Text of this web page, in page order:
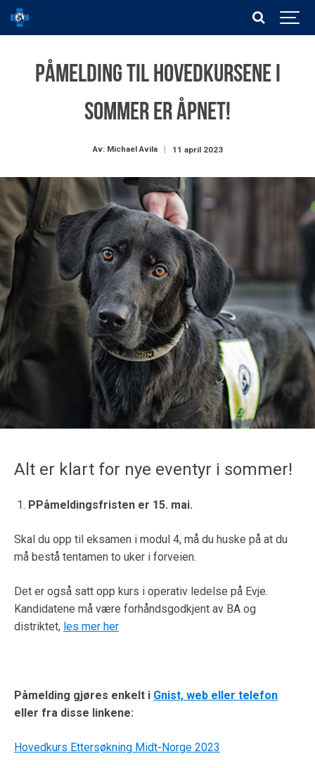
Påmelding til hovedkursene i
sommer er åpnet!
Av: Michael Avila 11 april 2023
Alt er klart for nye eventyr i sommer!
PPåmeldingsfristen er 15. mai.
Skal du opp til eksamen i modul 4, må du huske på at du
må bestå tentamen to uker i forveien.
Det er også satt opp kurs i operativ ledelse på Evje.
Kandidatene må være forhåndsgodkjent av BA og
distriktet, les mer her
Påmelding gjøres enkelt i Gnist, web eller telefon
eller fra disse linkene:
Hovedkurs Ettersøkning Midt-Norge 2023